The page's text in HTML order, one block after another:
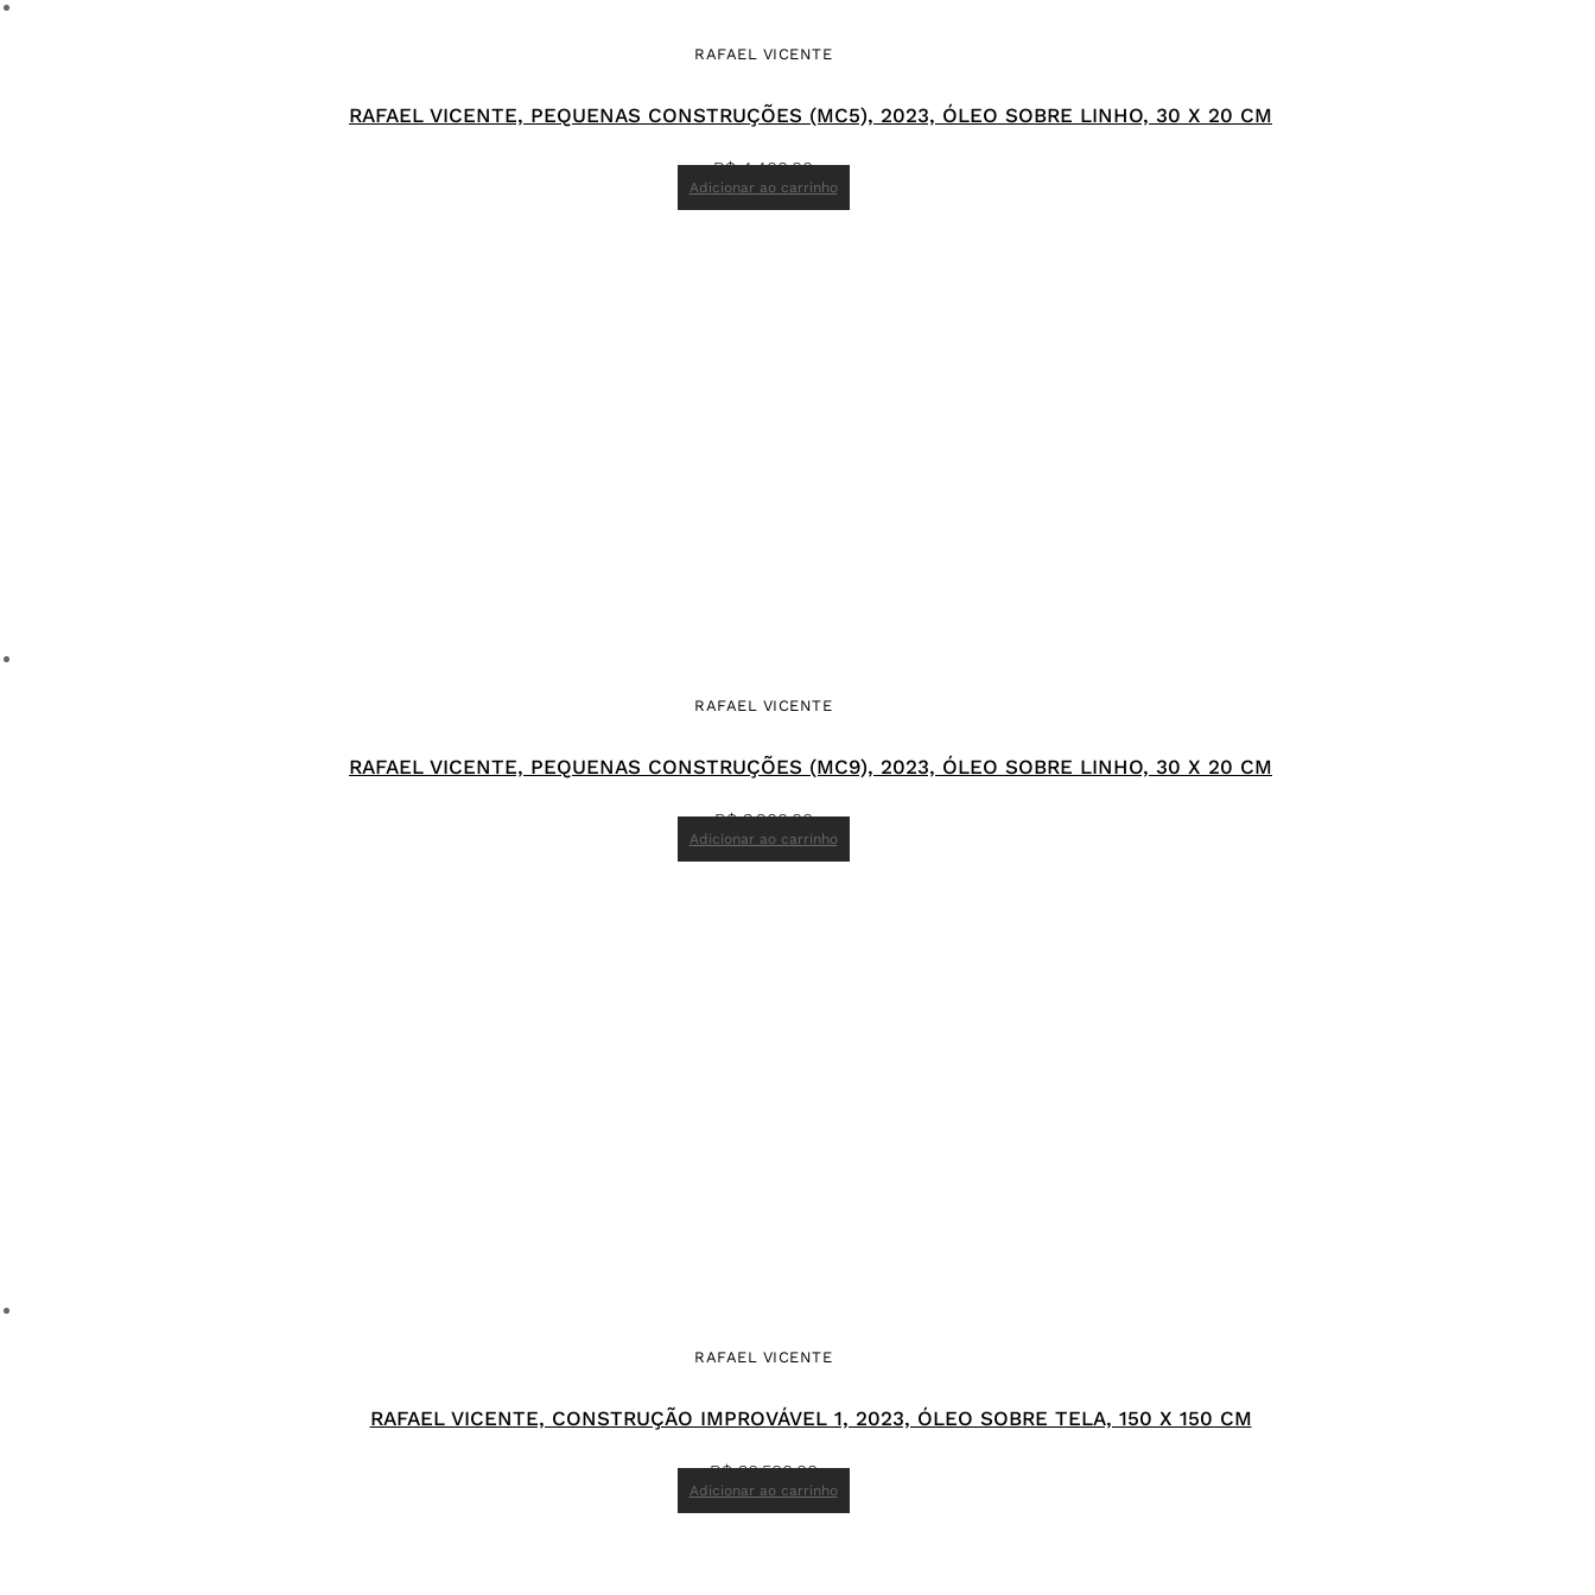
RAFAEL VICENTE
RAFAEL VICENTE, PEQUENAS CONSTRUÇÕES (MC5), 2023, ÓLEO SOBRE LINHO, 30 X 20 CM
R$4.400,00
Adicionar ao carrinho
RAFAEL VICENTE
RAFAEL VICENTE, PEQUENAS CONSTRUÇÕES (MC9), 2023, ÓLEO SOBRE LINHO, 30 X 20 CM
R$3.900,00
Adicionar ao carrinho
RAFAEL VICENTE
RAFAEL VICENTE, CONSTRUÇÃO IMPROVÁVEL 1, 2023, ÓLEO SOBRE TELA, 150 X 150 CM
R$26.500,00
Adicionar ao carrinho